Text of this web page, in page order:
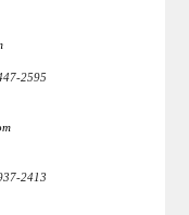
2595
2413